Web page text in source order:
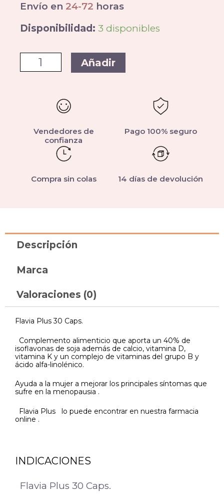
Envío en 24-72 horas
Disponibilidad: 3 disponibles
Añadir
Vendedores de
confianza
Pago 100% seguro
Compra sin colas 14 días de devolución
Descripción
Marca
Valoraciones (0)
Flavia Plus 30 Caps.
Complemento alimenticio que aporta un 40% de
isoflavonas de soja además de calcio, vitamina D,
vitamina K y un complejo de vitaminas del grupo B y
ácido alfa-linolénico.
Ayuda a la mujer a mejorar los principales síntomas que
sufre en la menopausia .
Flavia Plus lo puede encontrar en nuestra farmacia
online .
INDICACIONES
Flavia Plus 30 Caps.